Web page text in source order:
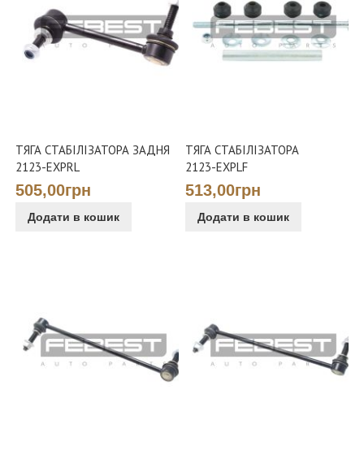
ТЯГА СТАБІЛІЗАТОРА ЗАДНЯ
2123-EXPRL
505,00грн
Додати в кошик
ТЯГА СТАБІЛІЗАТОРА
2123-EXPLF
513,00грн
Додати в кошик